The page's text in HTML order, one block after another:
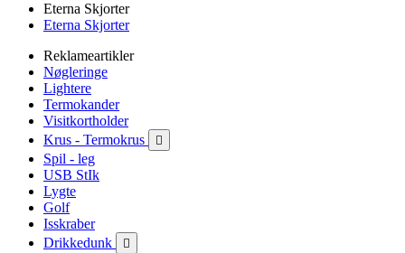
Eterna Skjorter
Eterna Skjorter
Reklameartikler
Nøgleringe
Lightere
Termokander
Visitkortholder
Krus - Termokrus

Spil - leg
USB StIk
Lygte
Golf
Isskraber
Drikkedunk
